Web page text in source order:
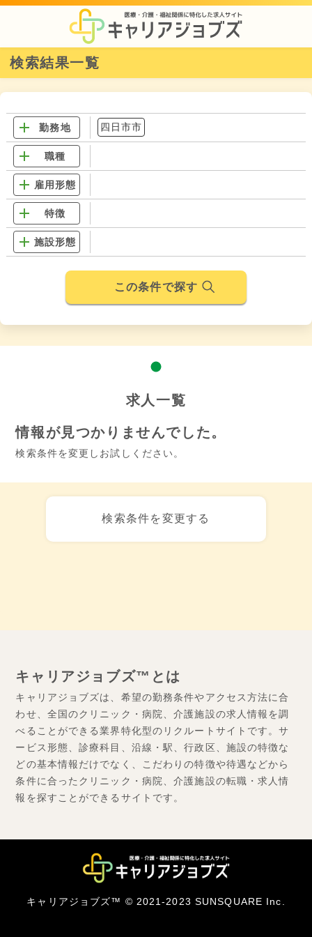
検索結果一覧
勤務地 四日市市
職種
雇用形態
特徴
施設形態
この条件で探す
求人一覧
情報が見つかりませんでした。
検索条件を変更しお試しください。
検索条件を変更する
キャリアジョブズ™とは
キャリアジョブズは、希望の勤務条件やアクセス方法に合
わせ、全国のクリニック・病院、介護施設の求人情報を調
べることができる業界特化型のリクルートサイトです。サ
ービス形態、診療科目、沿線・駅、行政区、施設の特徴な
どの基本情報だけでなく、こだわりの特徴や待遇などから
条件に合ったクリニック・病院、介護施設の転職・求人情
報を探すことができるサイトです。
キャリアジョブズ™ © 2021-2023 SUNSQUARE Inc.